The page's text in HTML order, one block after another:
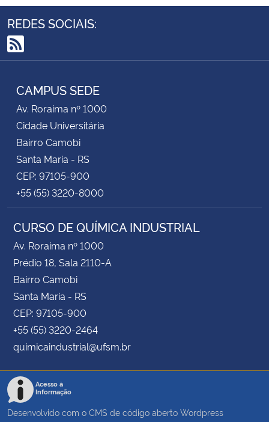
REDES SOCIAIS:
RSS
CAMPUS SEDE
Av. Roraima nº 1000
Cidade Universitária
Bairro Camobi
Santa Maria - RS
CEP: 97105-900
+55 (55) 3220-8000
CURSO DE QUÍMICA INDUSTRIAL
Av. Roraima nº 1000
Prédio 18, Sala 2110-A
Bairro Camobi
Santa Maria - RS
CEP: 97105-900
+55 (55) 3220-2464
quimicaindustrial@ufsm.br
Acesso à
Informação
Desenvolvido com o CMS de código aberto Wordpress